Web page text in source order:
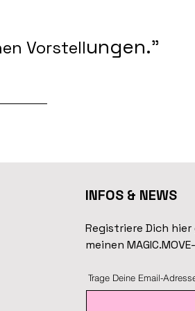
Vorstellungen."
INFOS & NEWS
Registriere Dich
meinen
Trage Deine Email-